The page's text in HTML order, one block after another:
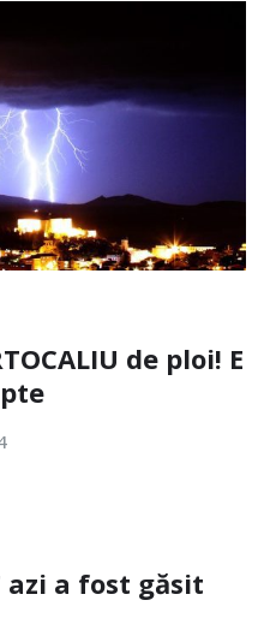
de ploi! E
azi a fost găsit